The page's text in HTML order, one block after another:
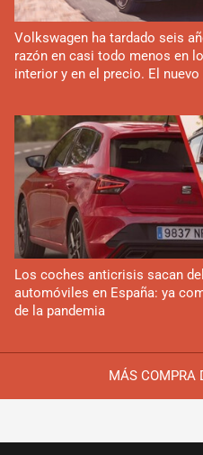
MÁS COMPRA
Volkswagen ha tardado seis
razón en casi todo menos en
interior y en el precio. El
Los coches anticrisis sacan
automóviles en España: ya
de la pandemia